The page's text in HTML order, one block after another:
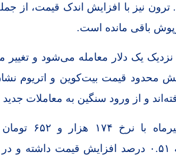
نیز با افزایش اندک قیمت، از
باقی مانده است.
نزدیک یک دلار معامله می‌شود و
محدود قیمت بیت‌کوین و اتریوم
و از ورود سنگین به معاملات
تتر در ایران